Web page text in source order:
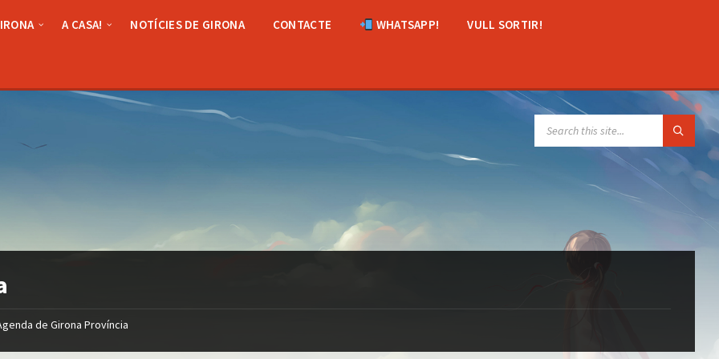
A CASA! NOTÍCIES DE GIRONA CONTACTE WHATSAPP! VULL SORTIR!
de Girona Província